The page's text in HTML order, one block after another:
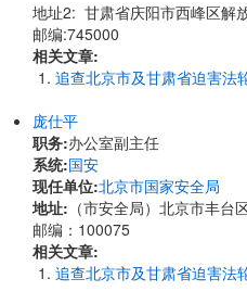
地址2: 甘肃省庆阳市西峰区解
邮编:745000
相关文章:
追查北京市及甘肃省迫害法
庞仕平
职务:办公室副主任
系统:国安
现任单位:北京市国家安全局
地址: （市安全局）北京市丰
邮编：100075
相关文章:
追查北京市及甘肃省迫害法